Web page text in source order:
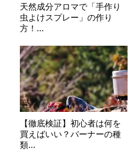
天然成分アロマで「手作り
虫よけスプレー」の作り
方！...
【徹底検証】初心者は何を
買えばいい？バーナーの種
類...